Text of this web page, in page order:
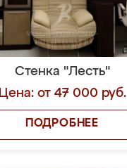
Стенка "Лесть"
Цена: от 47 000 руб.
ПОДРОБНЕЕ